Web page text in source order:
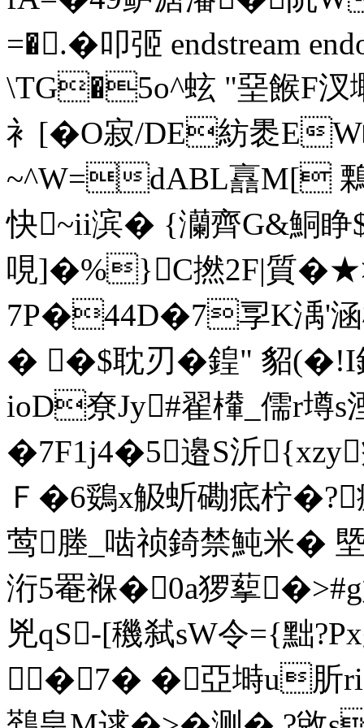
=�.�叩弬 endstream
\TG�5o^蚿 "堊餱F
衤[�O寂/DE紡褁E
~^W=dABL譶M[ 鷅槹
快~ii滨� {灡齊G&鮦
哯]�%}C撚2F|質
7P�44D�7孠K渪'涵
� �$耽刃� 鍠" 貂(�!I
ioD尞Jy#翟檋_儒r壿s
�7F1j4�5邉S沂{xzy
Ｆ�6鵎x觙蚚磡疷柠�?
莺塍_啮祯錡禁魨米�
洐5罨褓�0a猡蒘
兇qS-[穖弑sW令={黜
�7� �亞塒u肵